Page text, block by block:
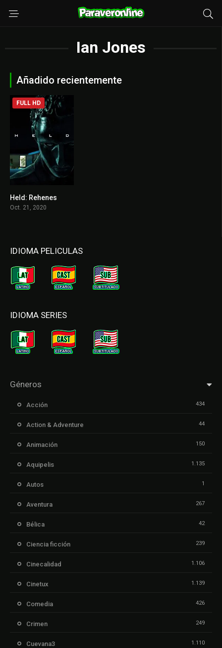
Ian Jones
Añadido recientemente
FULL HD
Held: Rehenes
Oct. 21, 2020
IDIOMA PELICULAS
IDIOMA SERIES
Géneros
Acción 434
Action & Adventure 44
Animación 150
Aquipelis 1.135
Autos 1
Aventura 267
Bélica 42
Ciencia ficción 239
Cinecalidad 1.106
Cinetux 1.139
Comedia 426
Crimen 249
Cuevana3 1.110